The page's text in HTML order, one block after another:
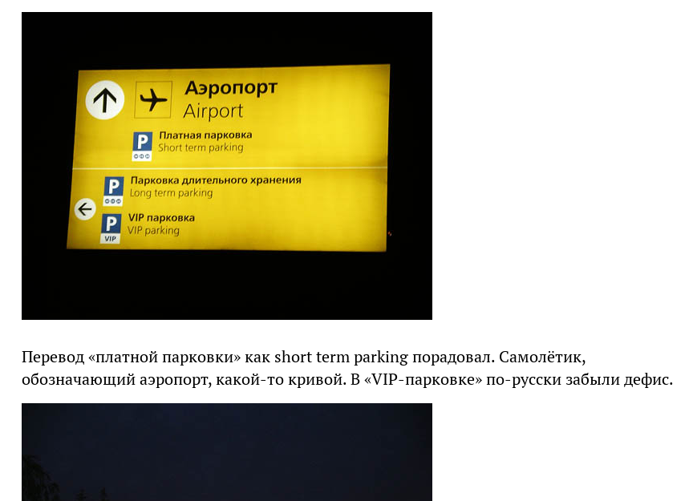
Перевод «платной парковки» как short term parking порадовал. Самолётик,
обозначающий аэропорт, какой-то кривой. В «VIP-парковке» по-русски забыли дефис.